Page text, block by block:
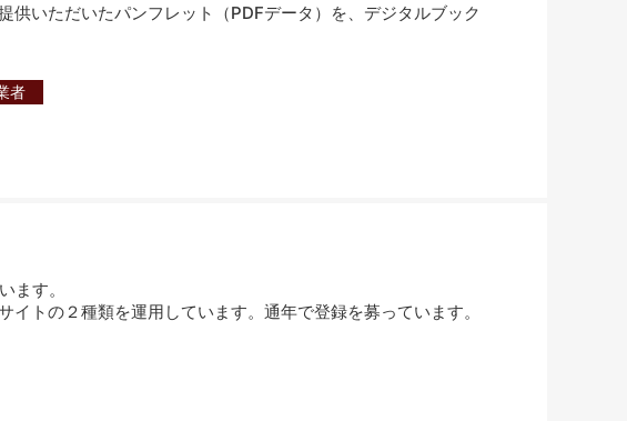
いただいたパンフレット（PDFデータ）を、デジタルブック
者
ます。
トの２種類を運用しています。通年で登録を募っています。